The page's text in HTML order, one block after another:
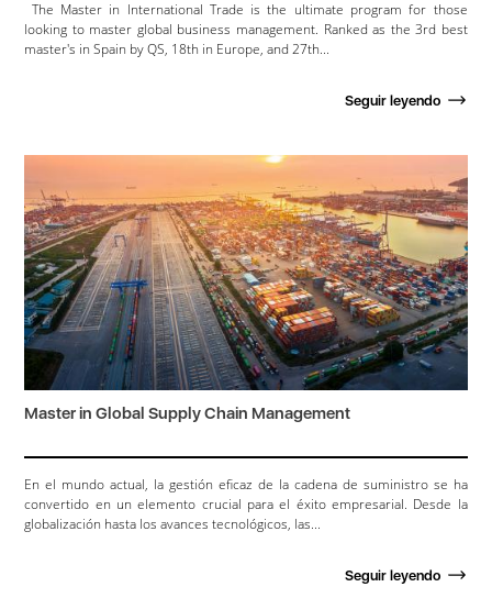
The Master in International Trade is the ultimate program for those
looking to master global business management. Ranked as the 3rd best
master's in Spain by QS, 18th in Europe, and 27th...
Seguir leyendo
Master in Global Supply Chain Management
En el mundo actual, la gestión eficaz de la cadena de suministro se ha
convertido en un elemento crucial para el éxito empresarial. Desde la
globalización hasta los avances tecnológicos, las...
Seguir leyendo